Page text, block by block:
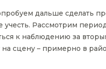
дальше сделать
Рассмотрим
к наблюдению за
сцену – примерно в